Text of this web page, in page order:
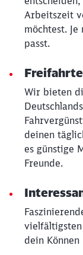
Arbeitszeit
möchtest.
passt.
Wir bieten
deinen
es günstige
Freunde.
dein